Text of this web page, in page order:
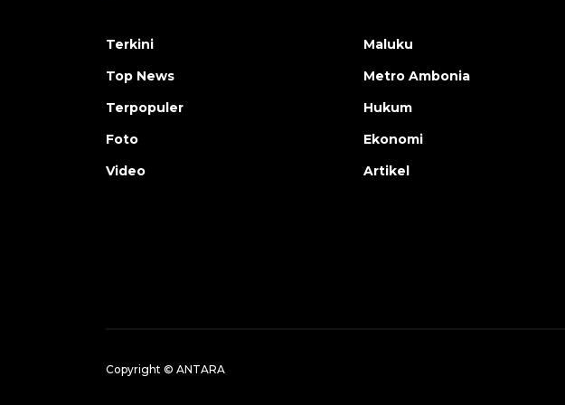
Terkini
Top News
Terpopuler
Foto
Video
Maluku
Metro Ambonia
Hukum
Ekonomi
Artikel
Copyright © ANTARA